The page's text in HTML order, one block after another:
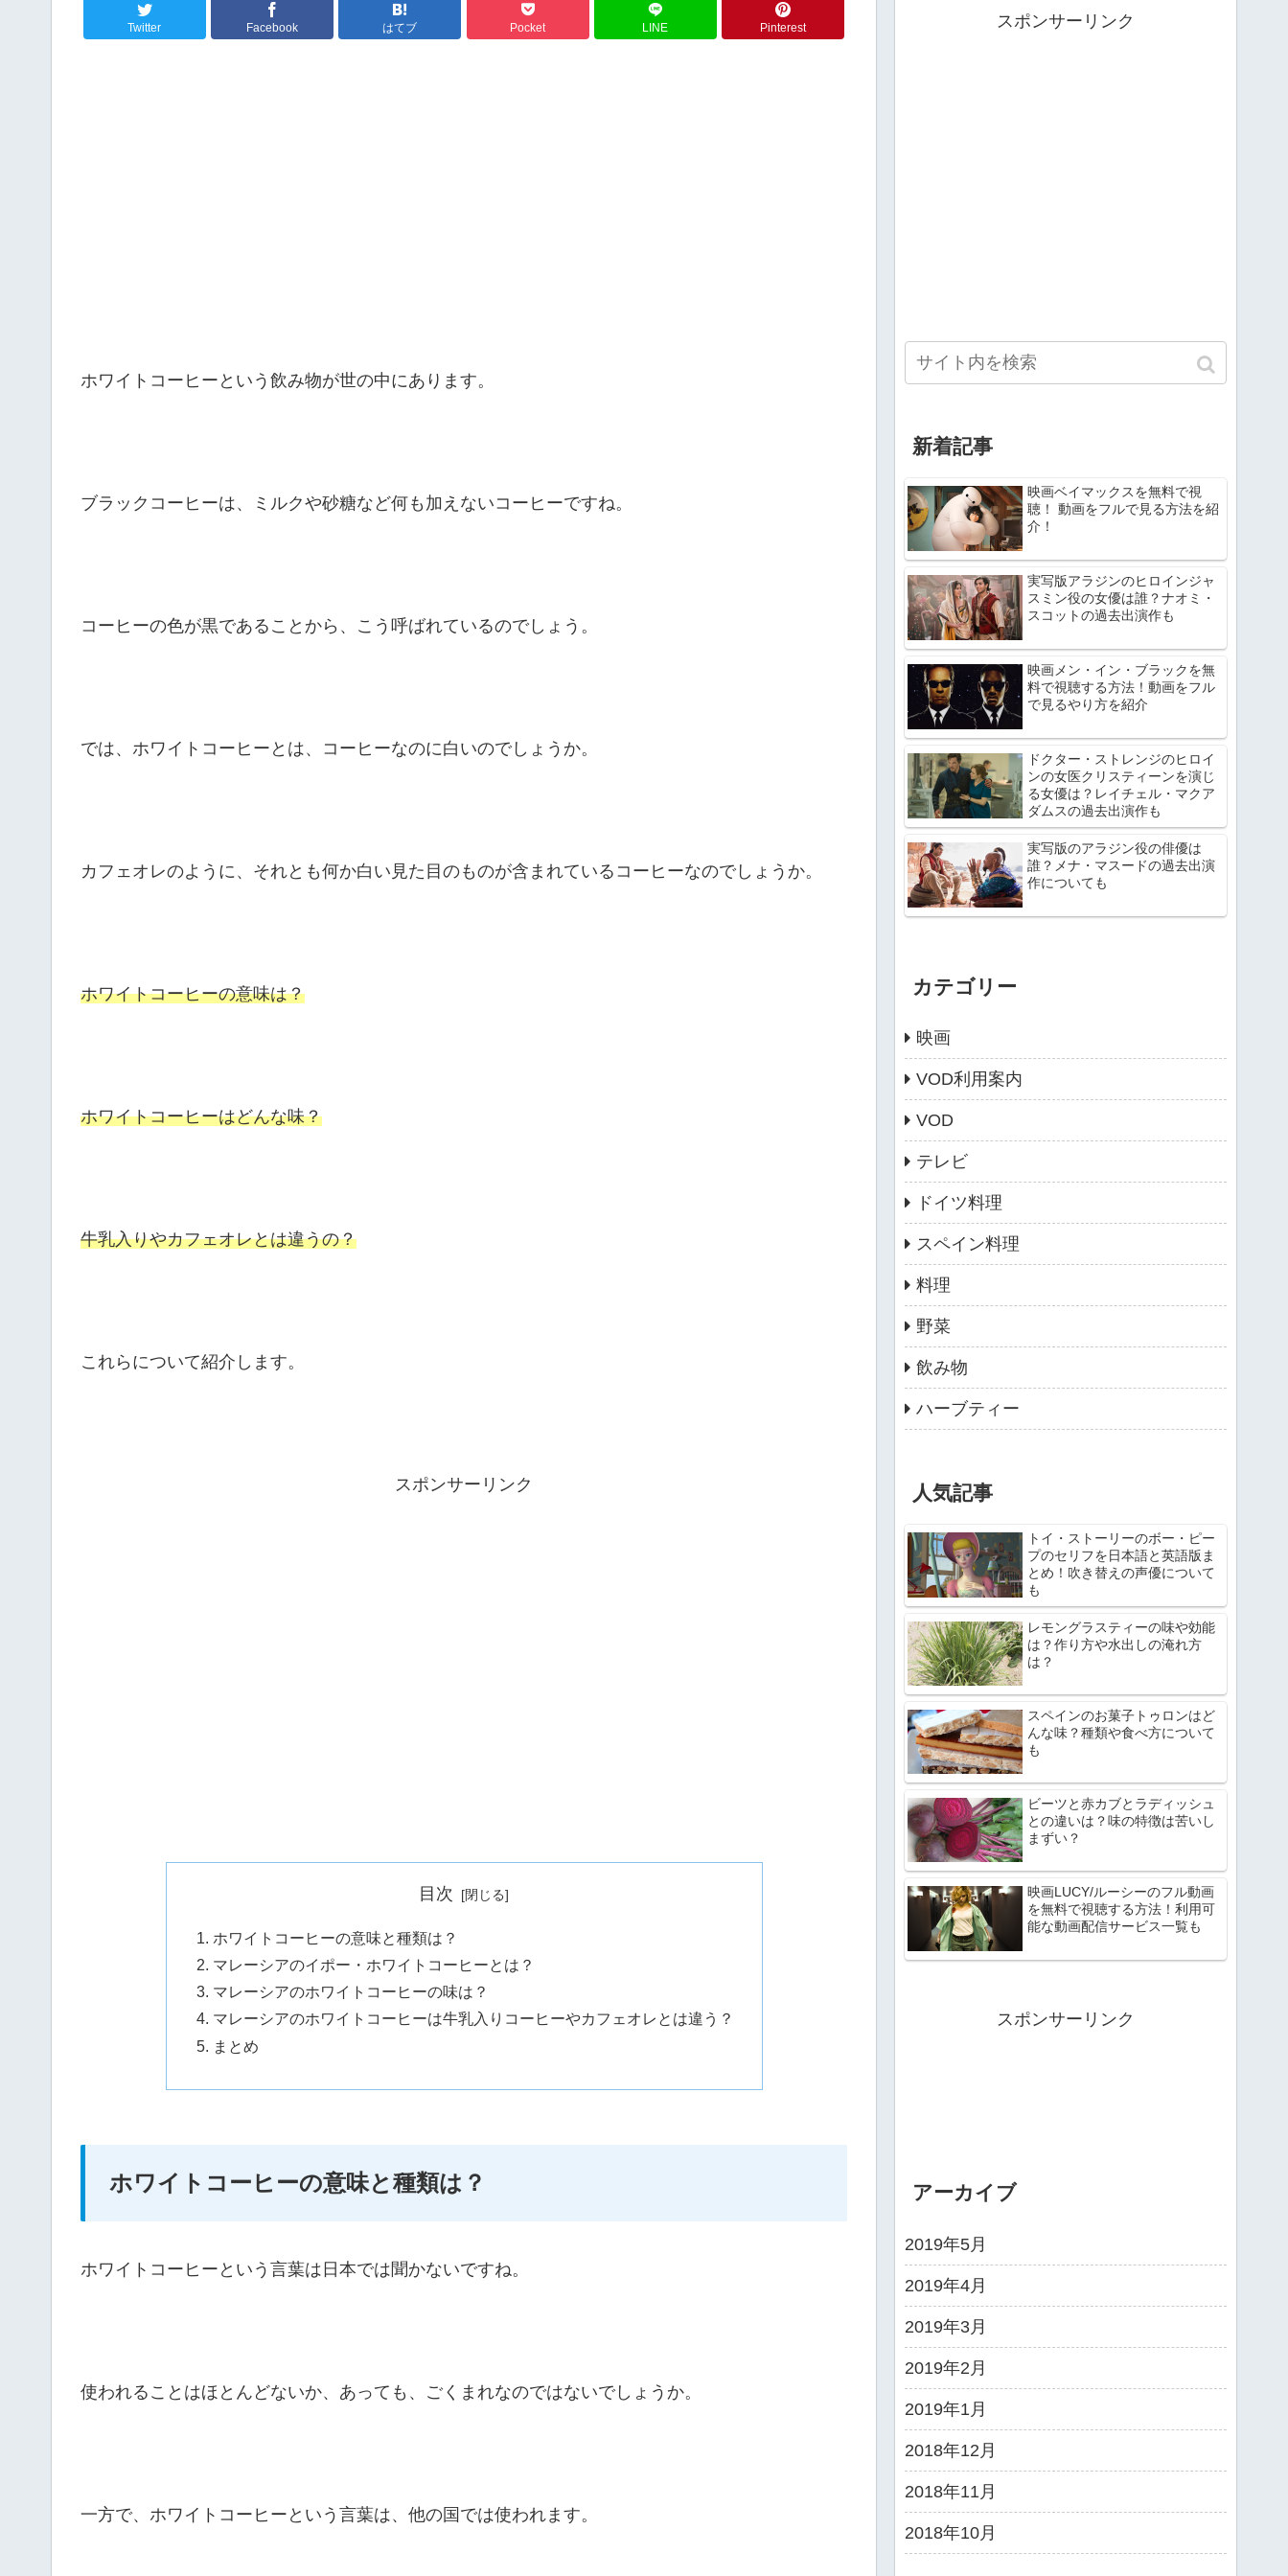
Twitter Facebook はてブ Pocket LINE Pinterest
ホワイトコーヒーという飲み物が世の中にあります。
ブラックコーヒーは、ミルクや砂糖など何も加えないコーヒーですね。
コーヒーの色が黒であることから、こう呼ばれているのでしょう。
では、ホワイトコーヒーとは、コーヒーなのに白いのでしょうか。
カフェオレのように、それとも何か白い見た目のものが含まれているコーヒーなのでしょうか。
ホワイトコーヒーの意味は？
ホワイトコーヒーはどんな味？
牛乳入りやカフェオレとは違うの？
これらについて紹介します。
スポンサーリンク
目次
ホワイトコーヒーの意味と種類は？
マレーシアのイポー・ホワイトコーヒーとは？
マレーシアのホワイトコーヒーの味は？
マレーシアのホワイトコーヒーは牛乳入りコーヒーやカフェオレとは違う？
まとめ
ホワイトコーヒーの意味と種類は？
ホワイトコーヒーという言葉は日本では聞かないですね。
使われることはほとんどないか、あっても、ごくまれなのではないでしょうか。
一方で、ホワイトコーヒーという言葉は、他の国では使われます。
スポンサーリンク
新着記事
映画ベイマックスを無料で視
聴！ 動画をフルで見る方法を紹
介！
実写版アラジンのヒロインジャ
スミン役の女優は誰？ナオミ・
スコットの過去出演作も
映画メン・イン・ブラックを無
料で視聴する方法！動画をフル
で見るやり方を紹介
ドクター・ストレンジのヒロイ
ンの女医クリスティーンを演じ
る女優は？レイチェル・マクア
ダムスの過去出演作も
実写版のアラジン役の俳優は
誰？メナ・マスードの過去出演
作についても
カテゴリー
映画
VOD利用案内
VOD
テレビ
ドイツ料理
スペイン料理
料理
野菜
飲み物
ハーブティー
人気記事
トイ・ストーリーのボー・ピー
プのセリフを日本語と英語版ま
とめ！吹き替えの声優について
も
レモングラスティーの味や効能
は？作り方や水出しの淹れ方
は？
スペインのお菓子トゥロンはど
んな味？種類や食べ方について
も
ビーツと赤カブとラディッシュ
との違いは？味の特徴は苦いし
まずい？
映画LUCY/ルーシーのフル動画
を無料で視聴する方法！利用可
能な動画配信サービス一覧も
スポンサーリンク
アーカイブ
2019年5月
2019年4月
2019年3月
2019年2月
2019年1月
2018年12月
2018年11月
2018年10月